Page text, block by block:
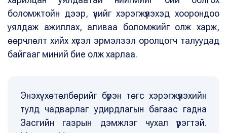
боломжтойн дээр, үүнийг хэрэгжүүлэхэд хоорондоо
уялдаж ажиллах, аливаа боломжийг олж харж,
өөрчлөлт хийх хүсэл эрмэлзэл оролцогч талуудад
байгааг миний бие олж харлаа.
Энэхүү хөтөлбөрийг бүрэн төгс хэрэгжүүлэхийн
тулд чадварлаг удирдлагын багаас гадна
Засгийн газрын дэмжлэг чухал үүрэгтэй.